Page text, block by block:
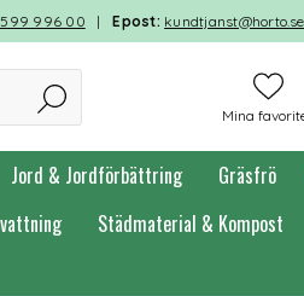
996 00 |Epost: kundtjanst@horto.se
Mina
Jord & Jordförbättring Gräsfrö
Städmaterial & Kompost